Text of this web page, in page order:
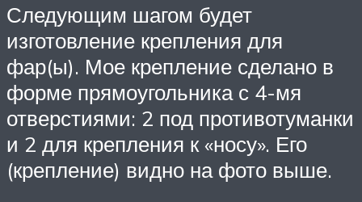
Следующим шагом будет
изготовление крепления для
фар(ы). Мое крепление сделано в
форме прямоугольника с 4-мя
отверстиями: 2 под противотуманки
и 2 для крепления к «носу». Его
(крепление) видно на фото выше.